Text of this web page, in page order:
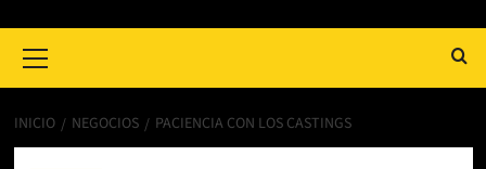
Menu
INICIO NEGOCIOS PACIENCIA CON LOS CASTINGS